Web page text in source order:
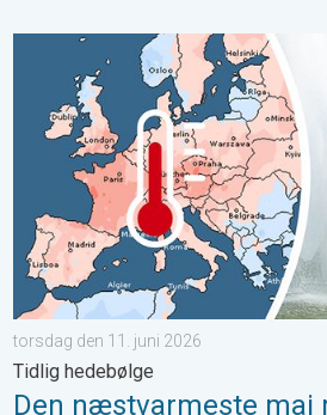
Den næstvarmeste maj måned på
torsdag den 11. juni 2026
Tidlig hedebølge
Den næstvarmeste maj